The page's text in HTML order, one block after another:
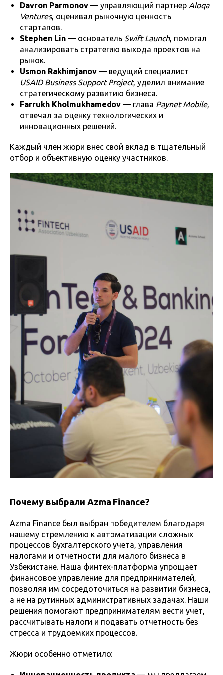
Davron Parmonov — управляющий партнер Aloqa
Ventures, оценивал рыночную ценность
стартапов.
Stephen Lin — основатель Swift Launch, помогал
анализировать стратегию выхода проектов на
рынок.
Usmon Rakhimjanov — ведущий специалист
USAID Business Support Project, уделил внимание
стратегическому развитию бизнеса.
Farrukh Kholmukhamedov — глава Paynet Mobile,
отвечал за оценку технологических и
инновационных решений.
Каждый член жюри внес свой вклад в тщательный
отбор и объективную оценку участников.
Почему выбрали Azma Finance?
Azma Finance был выбран победителем благодаря
нашему стремлению к автоматизации сложных
процессов бухгалтерского учета, управления
налогами и отчетности для малого бизнеса в
Узбекистане. Наша финтех-платформа упрощает
финансовое управление для предпринимателей,
позволяя им сосредоточиться на развитии бизнеса,
а не на рутинных административных задачах. Наши
решения помогают предпринимателям вести учет,
рассчитывать налоги и подавать отчетность без
стресса и трудоемких процессов.
Жюри особенно отметило: